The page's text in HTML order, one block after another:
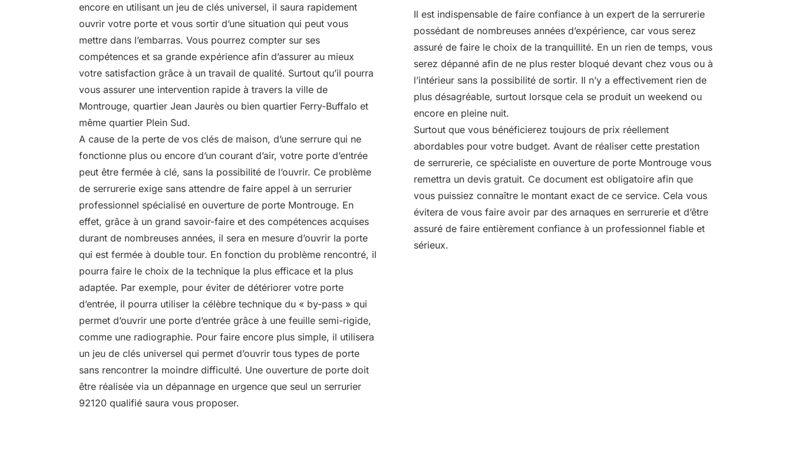
encore en utilisant un jeu de clés universel, il saura rapidement
ouvrir votre porte et vous sortir d’une situation qui peut vous
mettre dans l’embarras. Vous pourrez compter sur ses
compétences et sa grande expérience afin d’assurer au mieux
votre satisfaction grâce à un travail de qualité. Surtout qu’il pourra
vous assurer une intervention rapide à travers la ville de
Montrouge, quartier Jean Jaurès ou bien quartier Ferry-Buffalo et
même quartier Plein Sud.
A cause de la perte de vos clés de maison, d’une serrure qui ne
fonctionne plus ou encore d’un courant d’air, votre porte d’entrée
peut être fermée à clé, sans la possibilité de l’ouvrir. Ce problème
de serrurerie exige sans attendre de faire appel à un serrurier
professionnel spécialisé en ouverture de porte Montrouge. En
effet, grâce à un grand savoir-faire et des compétences acquises
durant de nombreuses années, il sera en mesure d’ouvrir la porte
qui est fermée à double tour. En fonction du problème rencontré, il
pourra faire le choix de la technique la plus efficace et la plus
adaptée. Par exemple, pour éviter de détériorer votre porte
d’entrée, il pourra utiliser la célèbre technique du « by-pass » qui
permet d’ouvrir une porte d’entrée grâce à une feuille semi-rigide,
comme une radiographie. Pour faire encore plus simple, il utilisera
un jeu de clés universel qui permet d’ouvrir tous types de porte
sans rencontrer la moindre difficulté. Une ouverture de porte doit
être réalisée via un dépannage en urgence que seul un serrurier
92120 qualifié saura vous proposer.
Il est indispensable de faire confiance à un expert de la serrurerie
possédant de nombreuses années d’expérience, car vous serez
assuré de faire le choix de la tranquillité. En un rien de temps, vous
serez dépanné afin de ne plus rester bloqué devant chez vous ou à
l’intérieur sans la possibilité de sortir. Il n’y a effectivement rien de
plus désagréable, surtout lorsque cela se produit un weekend ou
encore en pleine nuit.
Surtout que vous bénéficierez toujours de prix réellement
abordables pour votre budget. Avant de réaliser cette prestation
de serrurerie, ce spécialiste en ouverture de porte Montrouge vous
remettra un devis gratuit. Ce document est obligatoire afin que
vous puissiez connaître le montant exact de ce service. Cela vous
évitera de vous faire avoir par des arnaques en serrurerie et d’être
assuré de faire entièrement confiance à un professionnel fiable et
sérieux.